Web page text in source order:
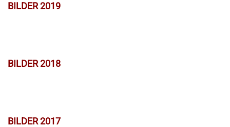
BILDER 2019
BILDER 2018
BILDER 2017